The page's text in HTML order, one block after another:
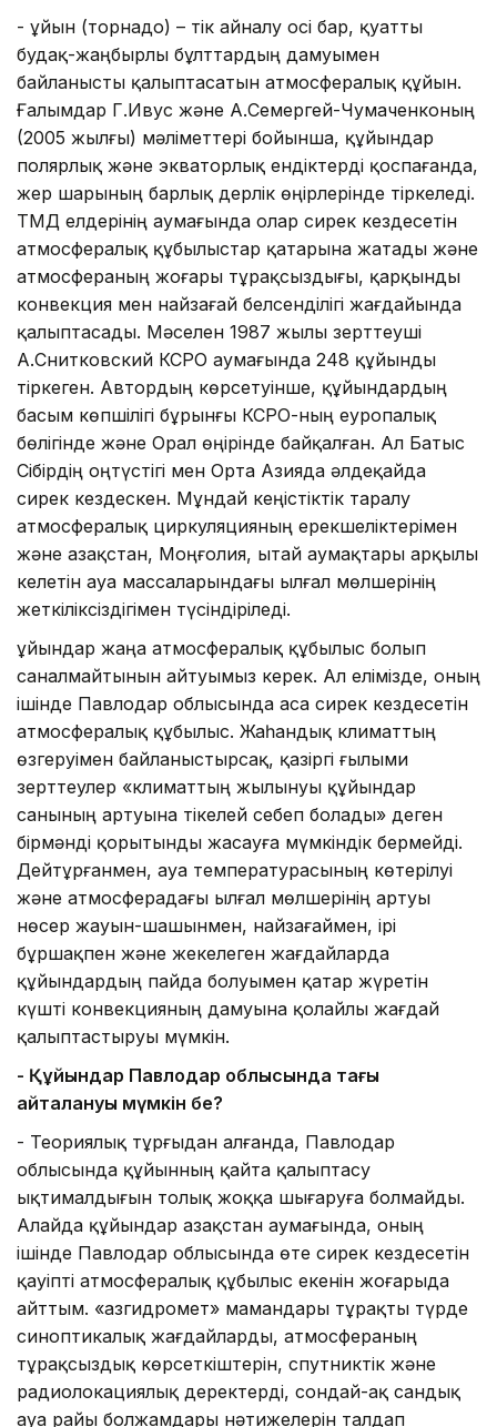
- Құйын (торнадо) – тік айналу осі бар, қуатты
будақ-жаңбырлы бұлттардың дамуымен
байланысты қалыптасатын атмосфералық құйын.
Ғалымдар Г.Ивус және А.Семергей-Чумаченконың
(2005 жылғы) мәліметтері бойынша, құйындар
полярлық және экваторлық ендіктерді қоспағанда,
жер шарының барлық дерлік өңірлерінде тіркеледі.
ТМД елдерінің аумағында олар сирек кездесетін
атмосфералық құбылыстар қатарына жатады және
атмосфераның жоғары тұрақсыздығы, қарқынды
конвекция мен найзағай белсенділігі жағдайында
қалыптасады. Мәселен 1987 жылы зерттеуші
А.Снитковский КСРО аумағында 248 құйынды
тіркеген. Автордың көрсетуінше, құйындардың
басым көпшілігі бұрынғы КСРО-ның еуропалық
бөлігінде және Орал өңірінде байқалған. Ал Батыс
Сібірдің оңтүстігі мен Орта Азияда әлдеқайда
сирек кездескен. Мұндай кеңістіктік таралу
атмосфералық циркуляцияның ерекшеліктерімен
және Қазақстан, Моңғолия, Қытай аумақтары арқылы
келетін ауа массаларындағы ылғал мөлшерінің
жеткіліксіздігімен түсіндіріледі.
Құйындар жаңа атмосфералық құбылыс болып
саналмайтынын айтуымыз керек. Ал елімізде, оның
ішінде Павлодар облысында аса сирек кездесетін
атмосфералық құбылыс. Жаһандық климаттың
өзгеруімен байланыстырсақ, қазіргі ғылыми
зерттеулер «климаттың жылынуы құйындар
санының артуына тікелей себеп болады» деген
бірмәнді қорытынды жасауға мүмкіндік бермейді.
Дейтұрғанмен, ауа температурасының көтерілуі
және атмосферадағы ылғал мөлшерінің артуы
нөсер жауын-шашынмен, найзағаймен, ірі
бұршақпен және жекелеген жағдайларда
құйындардың пайда болуымен қатар жүретін
күшті конвекцияның дамуына қолайлы жағдай
қалыптастыруы мүмкін.
- Құйындар Павлодар облысында тағы
қайталануы мүмкін бе?
- Теориялық тұрғыдан алғанда, Павлодар
облысында құйынның қайта қалыптасу
ықтималдығын толық жоққа шығаруға болмайды.
Алайда құйындар Қазақстан аумағында, оның
ішінде Павлодар облысында өте сирек кездесетін
қауіпті атмосфералық құбылыс екенін жоғарыда
айттым. «Қазгидромет» мамандары тұрақты түрде
синоптикалық жағдайларды, атмосфераның
тұрақсыздық көрсеткіштерін, спутниктік және
радиолокациялық деректерді, сондай-ақ сандық
ауа райы болжамдары нәтижелерін талдап